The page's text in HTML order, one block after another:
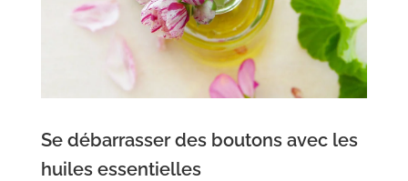
Se débarrasser des boutons avec les
huiles essentielles